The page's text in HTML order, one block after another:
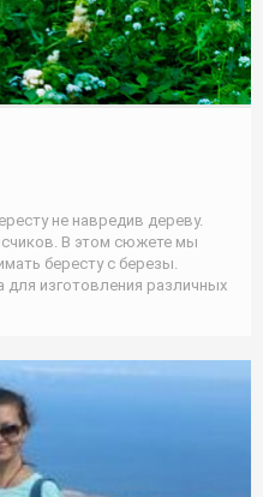
не навредив дереву.
В этом сюжете мы
бересту с березы.
изготовления различных